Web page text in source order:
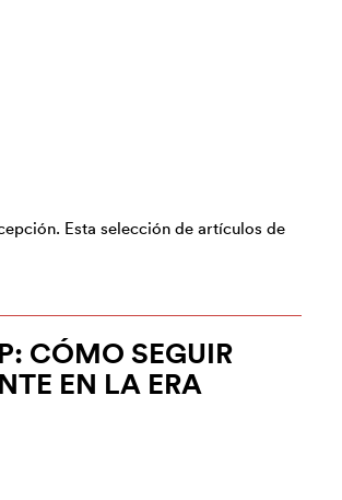
Esta selección de artículos de
CÓMO SEGUIR
EN LA ERA